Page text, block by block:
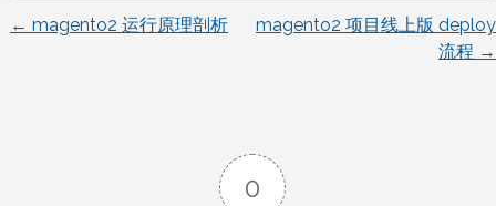
文
← magento2 运行原理剖析
magento2 项目线上版 deploy
流程 →
0